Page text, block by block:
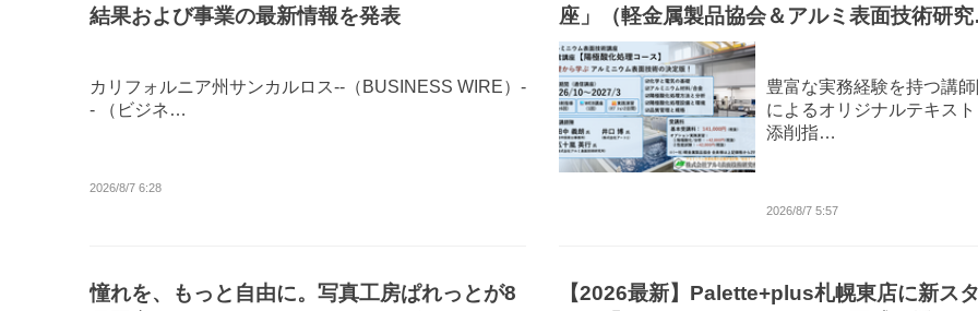
結果および事業の最新情報を発表
カリフォルニア州サンカルロス--（BUSINESS WIRE）-
- （ビジネ…
2026/8/7 6:28
座」（軽金属製品協会＆アルミ表面技術研究
による協同企画運営・株式会社Andtech協
賛）募集中!（9/15〆切）
豊富な実務経験を持つ講
によるオリジナルテキスト
添削指…
2026/8/7 5:57
憧れを、もっと自由に。写真工房ぱれっとが8
【2026最新】Palette+plus札幌東店に新スタ